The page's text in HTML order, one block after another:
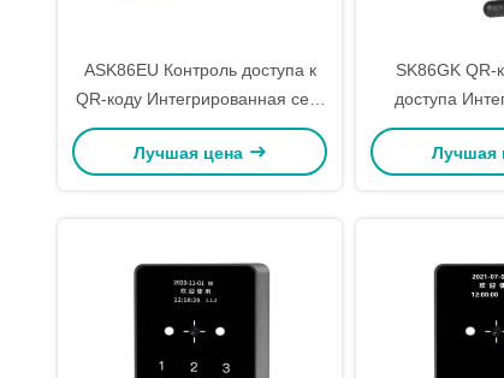
ASK86EU Контроль доступа к
QR-коду Интегрированная сеть
машинные опции: 4G
(необязательно) / Ethernet / Wi-
Лучшая цена
SK86GK QR-
доступа
машина Xtensa
Двухъядерный
Лучшая